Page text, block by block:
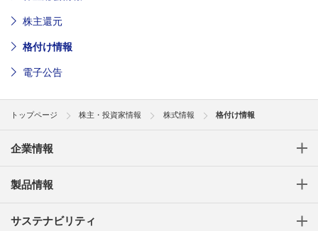
株主還元
格付け情報
電子公告
トップページ 株主・投資家情報 株式情報 格付け情報
企業情報
製品情報
サステナビリティ